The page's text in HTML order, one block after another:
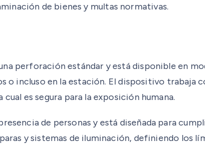
de bienes y multas normativas.
perforación estándar y está disponible en
o incluso en la estación. El dispositivo trabaja
cual es segura para la exposición humana.
de personas y está diseñada para
y sistemas de iluminación, definiendo los